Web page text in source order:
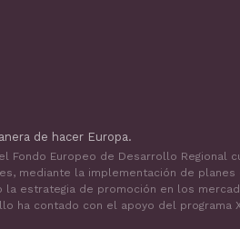
de hacer Europa.
Fondo Europeo de Desarrollo Regional
mediante la implementación de planes
la estrategia de promoción en los
ha contado con el apoyo del programa